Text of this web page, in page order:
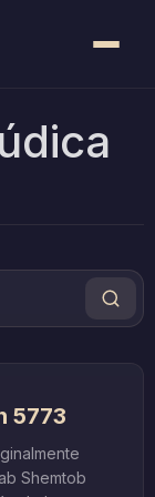
5773
Shemtob